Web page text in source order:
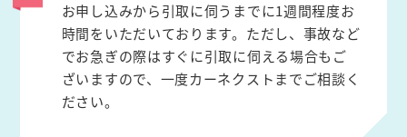
お申し込みから引取に伺うまでに1週間程度お
時間をいただいております。ただし、事故など
でお急ぎの際はすぐに引取に伺える場合もご
ざいますので、一度カーネクストまでご相談く
ださい。